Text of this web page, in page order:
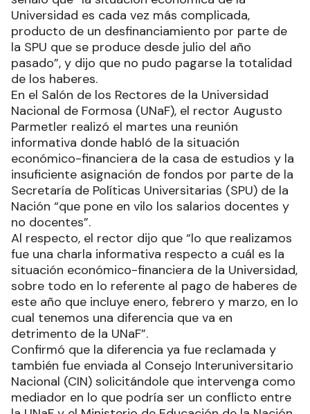
Universidad es cada vez más complicada,
producto de un desfinanciamiento por parte de
la SPU que se produce desde julio del año
pasado”, y dijo que no pudo pagarse la totalidad
de los haberes.
En el Salón de los Rectores de la Universidad
Nacional de Formosa (UNaF), el rector Augusto
Parmetler realizó el martes una reunión
informativa donde habló de la situación
económico-financiera de la casa de estudios y la
insuficiente asignación de fondos por parte de la
Secretaría de Políticas Universitarias (SPU) de la
Nación “que pone en vilo los salarios docentes y
no docentes”.
Al respecto, el rector dijo que “lo que realizamos
fue una charla informativa respecto a cuál es la
situación económico-financiera de la Universidad,
sobre todo en lo referente al pago de haberes de
este año que incluye enero, febrero y marzo, en lo
cual tenemos una diferencia que va en
detrimento de la UNaF”.
Confirmó que la diferencia ya fue reclamada y
también fue enviada al Consejo Interuniversitario
Nacional (CIN) solicitándole que intervenga como
mediador en lo que podría ser un conflicto entre